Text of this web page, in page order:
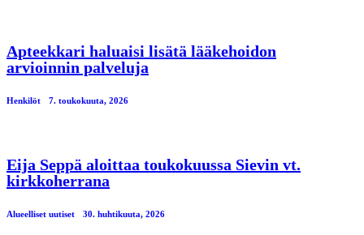
Apteekkari haluaisi lisätä lääkehoidon
arvioinnin palveluja
Henkilöt 7. toukokuuta, 2026
Eija Seppä aloittaa toukokuussa Sievin vt.
kirkkoherrana
Alueelliset uutiset 30. huhtikuuta, 2026